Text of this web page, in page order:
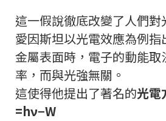
這一假說徹底改變了人們對
愛因斯坦以光電效應為例
金屬表面時，電子的動能取
率，而與光強無關。
這使得他提出了著名的光電
=hν−W